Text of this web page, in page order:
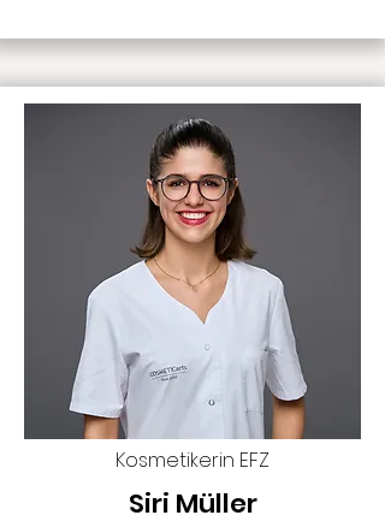
Kosmetikerin EFZ
Siri Müller